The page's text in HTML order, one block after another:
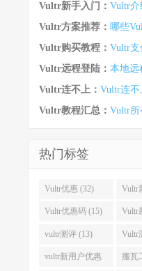
Vultr新手入门： Vultr介
Vultr方案推荐： 哪些
Vultr购买教程： Vultr支
Vultr远程登陆： 本地远
Vultr连不上： Vultr连
Vultr教程汇总： Vultr所
热门标签
Vultr优惠 (32) Vultr
(16)
Vultr优惠码 (15) Vultr
(14)
vultr测评 (13) Vultr
vultr新用户优惠 搬瓦